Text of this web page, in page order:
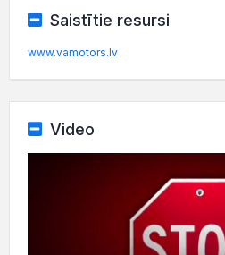
Saistītie resursi
www.vamotors.lv
Video